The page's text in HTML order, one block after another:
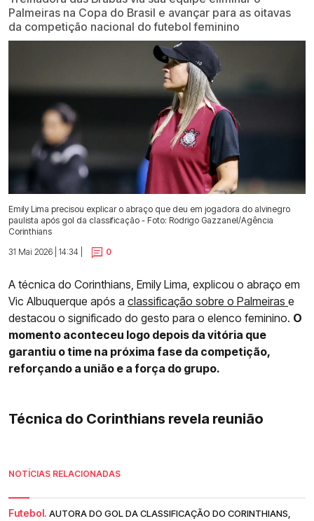
Palmeiras na Copa do Brasil e avançar para as oitavas
da competição nacional do futebol feminino
Emily Lima precisou explicar o abraço que deu em jogadora do alvinegro
paulista após gol da classificação - Foto: Rodrigo Gazzanel/Agência
Corinthians
31 Mai 2026 | 14:34 |
0
A técnica do Corinthians, Emily Lima, explicou o abraço em
Vic Albuquerque após a classificação sobre o Palmeiras e
destacou o significado do gesto para o elenco feminino. O
momento aconteceu logo depois da vitória que
garantiu o time na próxima fase da competição,
reforçando a união e a força do grupo.
Técnica do Corinthians revela reunião
NOTÍCIAS RELACIONADAS
Futebol. AUTORA DO GOL DA CLASSIFICAÇÃO DO CORINTHIANS,